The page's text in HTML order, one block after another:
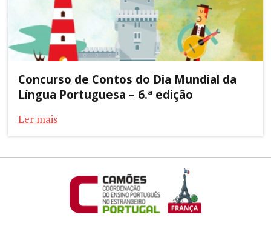
Concurso de Contos do Dia Mundial da
Língua Portuguesa – 6.ª edição
Ler mais